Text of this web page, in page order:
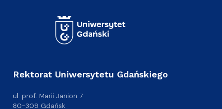
Rektorat Uniwersytetu Gdańskiego
ul. prof. Marii Janion 7
80-309 Gdańsk